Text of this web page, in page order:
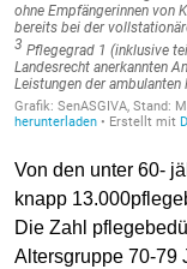
Von den unter 60-
knapp
Die Zahl
Altersgruppe 70-79